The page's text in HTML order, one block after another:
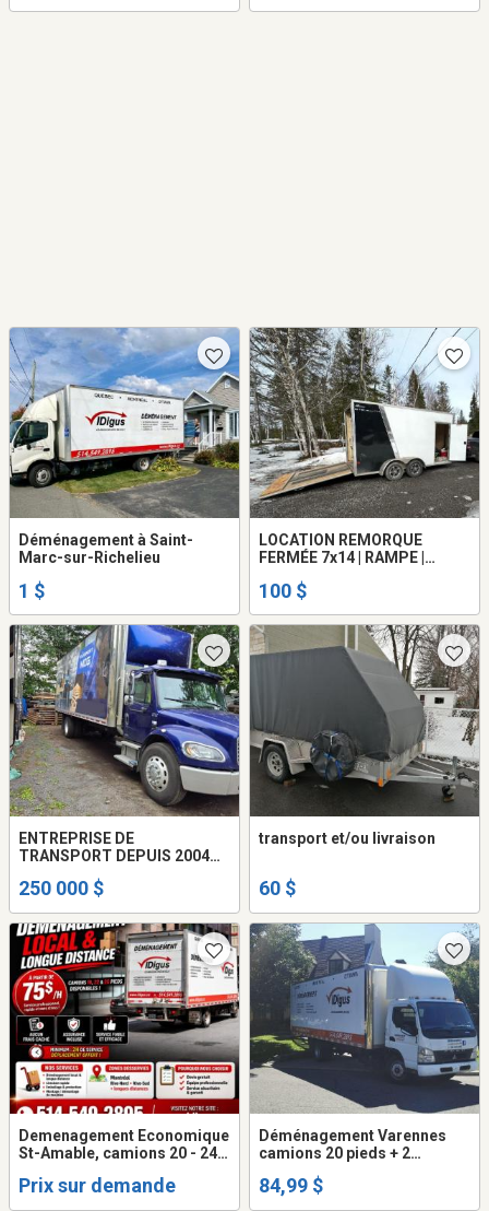
Déménagement à Saint-
Marc-sur-Richelieu
1 $
LOCATION REMORQUE
FERMÉE 7x14 | RAMPE |
L’ASSOMPTION
100 $
ENTREPRISE DE
TRANSPORT DEPUIS 2004
VENDRE
250 000 $
transport et/ou livraison
60 $
Demenagement Economique
St-Amable, camions 20 - 24
frais gas - disel inclus dans
Prix sur demande
Déménagement Varennes
camions 20 pieds + 2
diesel inclus dans prix ... )
84,99 $